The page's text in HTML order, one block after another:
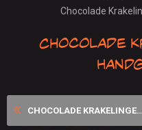
Chocolade
Chocolade
CHOCOLADE KRAKELINGEN MELK ...